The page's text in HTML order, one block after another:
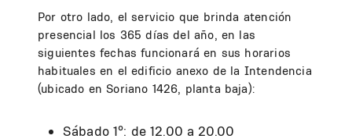
Por otro lado, el servicio que brinda atención
presencial los 365 días del año, en las
siguientes fechas funcionará en sus horarios
habituales en el edificio anexo de la Intendencia
(ubicado en Soriano 1426, planta baja):
Sábado 1º: de 12.00 a 20.00